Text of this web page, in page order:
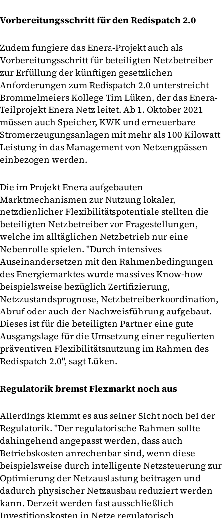
Vorbereitungsschritt für den Redispatch 2.0
Zudem fungiere das Enera-Projekt auch als
Vorbereitungsschritt für beteiligten Netzbetreiber
zur Erfüllung der künftigen gesetzlichen
Anforderungen zum Redispatch 2.0 unterstreicht
Brommelmeiers Kollege Tim Lüken, der das Enera-
Teilprojekt Enera Netz leitet. Ab 1. Oktober 2021
müssen auch Speicher, KWK und erneuerbare
Stromerzeugungsanlagen mit mehr als 100 Kilowatt
Leistung in das Management von Netzengpässen
einbezogen werden.
Die im Projekt Enera aufgebauten
Marktmechanismen zur Nutzung lokaler,
netzdienlicher Flexibilitätspotentiale stellten die
beteiligten Netzbetreiber vor Fragestellungen,
welche im alltäglichen Netzbetrieb nur eine
Nebenrolle spielen. "Durch intensives
Auseinandersetzen mit den Rahmenbedingungen
des Energiemarktes wurde massives Know-how
beispielsweise bezüglich Zertifizierung,
Netzzustandsprognose, Netzbetreiberkoordination,
Abruf oder auch der Nachweisführung aufgebaut.
Dieses ist für die beteiligten Partner eine gute
Ausgangslage für die Umsetzung einer regulierten
präventiven Flexibilitätsnutzung im Rahmen des
Redispatch 2.0", sagt Lüken.
Regulatorik bremst Flexmarkt noch aus
Allerdings klemmt es aus seiner Sicht noch bei der
Regulatorik. "Der regulatorische Rahmen sollte
dahingehend angepasst werden, dass auch
Betriebskosten anrechenbar sind, wenn diese
beispielsweise durch intelligente Netzsteuerung zur
Optimierung der Netzauslastung beitragen und
dadurch physischer Netzausbau reduziert werden
kann. Derzeit werden fast ausschließlich
Investitionskosten in Netze regulatorisch